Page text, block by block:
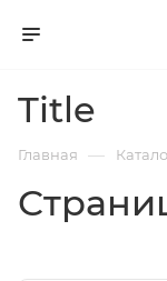
Title
Главная —